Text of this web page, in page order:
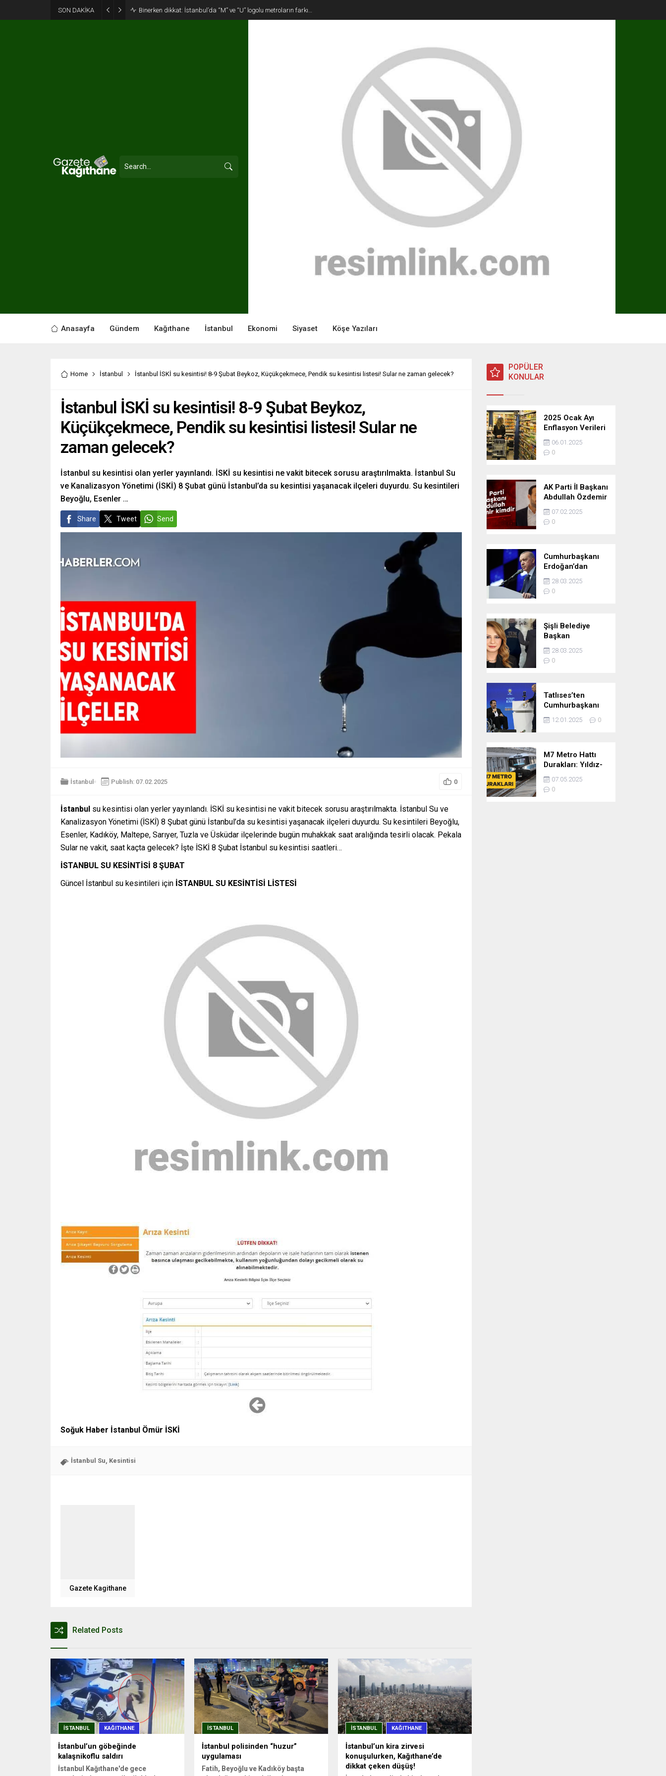
SON DAKİKA Binerken dikkat: İstanbul’da “M” ve “U” logolu metroların farkı…
Anasayfa Gündem Kağıthane İstanbul Ekonomi Siyaset Köşe Yazıları
Home İstanbul İstanbul İSKİ su kesintisi! 8-9 Şubat Beykoz, Küçükçekmece, Pendik su kesintisi listesi! Sular ne zaman gelecek?
İstanbul İSKİ su kesintisi! 8-9 Şubat Beykoz,
Küçükçekmece, Pendik su kesintisi listesi! Sular ne
zaman gelecek?
İstanbul su kesintisi olan yerler yayınlandı. İSKİ su kesintisi ne vakit bitecek sorusu araştırılmakta. İstanbul Su
ve Kanalizasyon Yönetimi (İSKİ) 8 Şubat günü İstanbul’da su kesintisi yaşanacak ilçeleri duyurdu. Su kesintileri
Beyoğlu, Esenler …
Share Tweet Send
İstanbul Publish: 07.02.2025 0
İstanbul su kesintisi olan yerler yayınlandı. İSKİ su kesintisi ne vakit bitecek sorusu araştırılmakta. İstanbul Su ve
Kanalizasyon Yönetimi (İSKİ) 8 Şubat günü İstanbul’da su kesintisi yaşanacak ilçeleri duyurdu. Su kesintileri Beyoğlu,
Esenler, Kadıköy, Maltepe, Sarıyer, Tuzla ve Üsküdar ilçelerinde bugün muhakkak saat aralığında tesirli olacak. Pekala
Sular ne vakit, saat kaçta gelecek? İşte İSKİ 8 Şubat İstanbul su kesintisi saatleri…
İSTANBUL SU KESİNTİSİ 8 ŞUBAT
Güncel İstanbul su kesintileri için İSTANBUL SU KESİNTİSİ LİSTESİ
Soğuk Haber İstanbul Ömür İSKİ
İstanbul Su, Kesintisi
Gazete Kagithane
Related Posts
İSTANBUL KAĞITHANE
İstanbul’un göbeğinde
kalaşnikoflu saldırı
İstanbul Kağıthane'de gece
İSTANBUL
İstanbul polisinden “huzur”
uygulaması
Fatih, Beyoğlu ve Kadıköy başta
İSTANBUL KAĞITHANE
İstanbul’un kira zirvesi
konuşulurken, Kağıthane’de
dikkat çeken düşüş!
POPÜLER
KONULAR
2025 Ocak Ayı
Enflasyon Verileri
Açıklandı: TÜFE,
ÜFE ve TEFE
Oranları Belli Oldu
06.01.2025
0
AK Parti İl Başkanı
Abdullah Özdemir
kimdir
07.02.2025
0
Cumhurbaşkanı
Erdoğan’dan
Özgür Özel’e
tepki: ‘Siyasi
mandacılık talep
28.03.2025
0
Şişli Belediye
Başkan
Yardımcısı Ebru
Özdemir
tutuklandı
28.03.2025
0
Tatlıses’ten
Cumhurbaşkanı
Erdoğan’a:
Önümüzdeki dönem
12.01.2025 0
M7 Metro Hattı
Durakları: Yıldız-
Mahmutbey Metro
Hattı Güzergahı
ve Sefer Tarifeleri
07.05.2025
0